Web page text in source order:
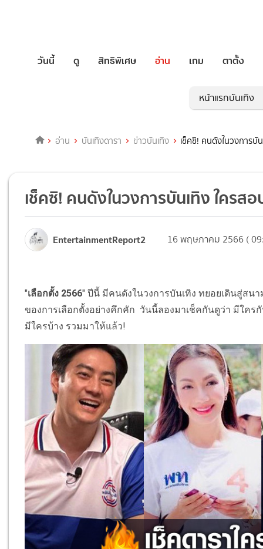
วันนี้ ดู สิทธิพิเศษ อ่าน เกม ตาตั้ง
หน้าแรกบันเทิง
อ่าน บันเทิงดารา ข่าวบันเทิง เช็คซิ! คนดังในวงการบั
เช็คซิ! คนดังในวงการบันเทิง ใครส
EntertainmentReport2 16 พฤษภาคม 2566 (
"เลือกตั้ง 2566" ปีนี้ มีคนดังในวงการบันเทิง ทยอยเดินสู่สน
ของการเลือกตั้งอย่างคึกคัก วันนี้ลองมาเช็คกันดูว่า มีใค
มีใครบ้าง รวมมาให้แล้ว!